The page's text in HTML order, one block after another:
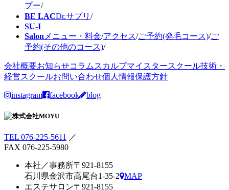
プー/
BE LACDr.サプリ /
SU-I
Salonメニュー・料金/アクセス/ご予約(発毛コース)/ご
予約(その他のコース)/
会社概要お知らせコラムスカルプマイスタースクール技術・
経営スクールお問い合わせ個人情報保護方針
instagram facebook blog
TEL 076-225-5611 ／
FAX 076-225-5980
本社／事務所〒921-8155
石川県金沢市高尾台1-35-2 MAP
エステサロン〒921-8155